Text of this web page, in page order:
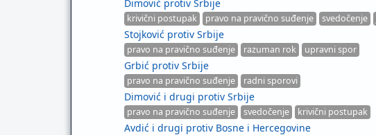
Dimović protiv Srbije
krivični postupak pravo na pravično suđenje svedočenje
Stojković protiv Srbije
pravo na pravično suđenje razuman rok upravni spor
Grbić protiv Srbije
pravo na pravično suđenje radni sporovi
Dimović i drugi protiv Srbije
pravo na pravično suđenje svedočenje krivični postupak
Avdić i drugi protiv Bosne i Hercegovine